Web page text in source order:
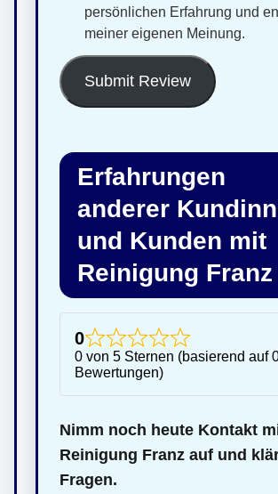
persönlichen Erfahrung und
meiner eigenen Meinung.
Submit Review
Erfahrungen
anderer
und Kunden mit
Reinigung Franz
0
0 von 5 Sternen (basierend auf
Bewertungen)
Nimm noch heute Kontakt
Reinigung Franz auf und
Fragen.